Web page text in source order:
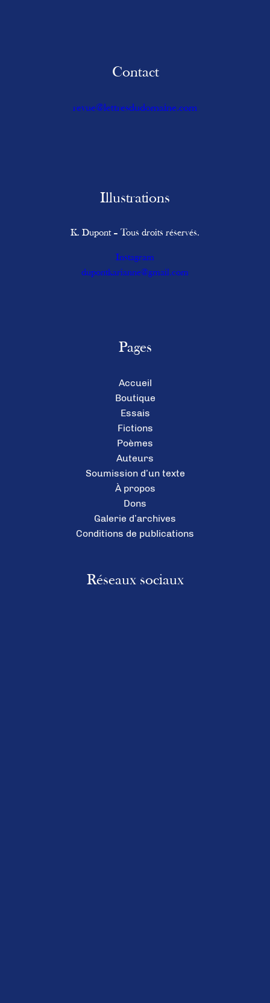
Contact
revue@lettresdudomaine.com
Illustrations
K. Dupont – Tous droits réservés.
Instagram
dupontkarianne@gmail.com
Pages
Accueil
Boutique
Essais
Fictions
Poèmes
Auteurs
Soumission d’un texte
À propos
Dons
Galerie d’archives
Conditions de publications
Réseaux sociaux